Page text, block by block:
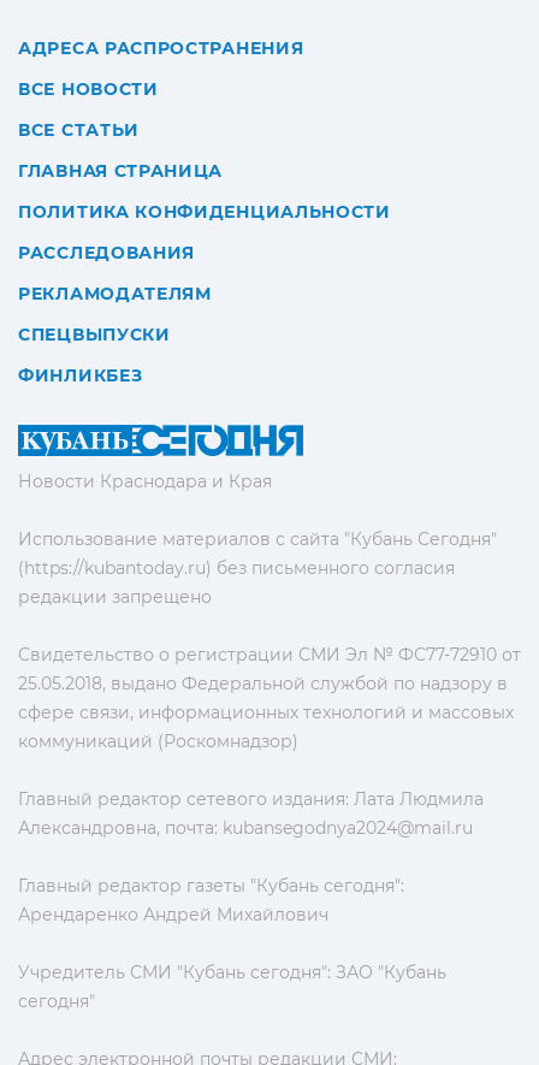
Новости Краснодара и Края
Использование материалов с сайта "Кубань Сегодня"
(https://kubantoday.ru) без письменного согласия
редакции запрещено
Свидетельство о регистрации СМИ Эл № ФС77-72910 от
25.05.2018, выдано Федеральной службой по надзору в
сфере связи, информационных технологий и массовых
коммуникаций (Роскомнадзор)
Главный редактор сетевого издания: Лата Людмила
Александровна, почта: kubansegodnya2024@mail.ru
Главный редактор газеты "Кубань сегодня":
Арендаренко Андрей Михайлович
Учредитель СМИ "Кубань сегодня": ЗАО "Кубань
сегодня"
Адрес электронной почты редакции СМИ:
АДРЕСА РАСПРОСТРАНЕНИЯ
ВСЕ НОВОСТИ
ВСЕ СТАТЬИ
ГЛАВНАЯ СТРАНИЦА
ПОЛИТИКА КОНФИДЕНЦИАЛЬНОСТИ
РАССЛЕДОВАНИЯ
РЕКЛАМОДАТЕЛЯМ
СПЕЦВЫПУСКИ
ФИНЛИКБЕЗ